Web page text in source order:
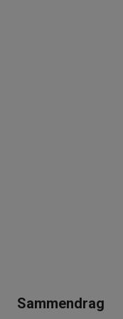
Sammendrag